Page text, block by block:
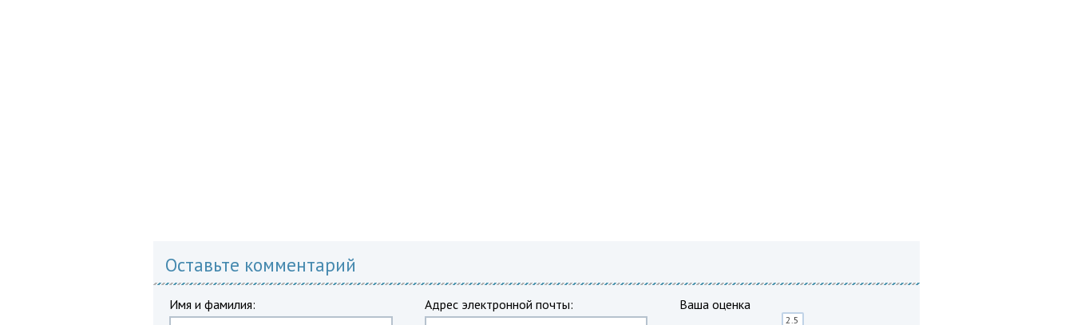
Оставьте комментарий
Имя и фамилия: Адрес электронной почты: Ваша оценка